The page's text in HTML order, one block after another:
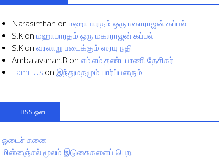
Narasimhan on மஹாபாரதம் ஒரு மகாராஜன் கப்பல்!
S.K on மஹாபாரதம் ஒரு மகாராஜன் கப்பல்!
S.K on வரலாறு படைக்கும் ஸரயு நதி
Ambalavanan.B on எம்.எம்.தண்டபாணி தேசிகர்
Tamil Us on இந்துமதமும் பார்ப்பனரும்
RSS ஓடை
ஓடைச் சுனை
மின்னஞ்சல் மூலம் இடுகைகளைப் பெற..